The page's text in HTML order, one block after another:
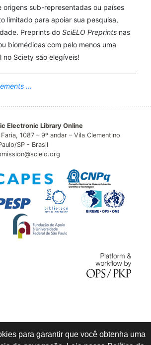
origens sub-representadas ou países
limitado para apoiar sua pesquisa,
Preprints do SciELO Preprints nas
biomédicas com pelo menos uma
no Sciety são elegíveis!
...
Electronic Library Online
1087 – 9º andar – Vila Clementino
SP - Brasil
para garantir que você obtenha uma